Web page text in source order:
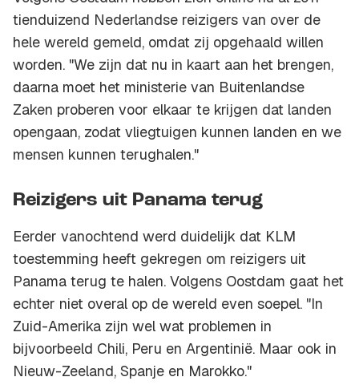
tienduizend Nederlandse reizigers van over de
hele wereld gemeld, omdat zij opgehaald willen
worden. "We zijn dat nu in kaart aan het brengen,
daarna moet het ministerie van Buitenlandse
Zaken proberen voor elkaar te krijgen dat landen
opengaan, zodat vliegtuigen kunnen landen en we
mensen kunnen terughalen."
Reizigers uit Panama terug
Eerder vanochtend werd duidelijk dat KLM
toestemming heeft gekregen om reizigers uit
Panama terug te halen. Volgens Oostdam gaat het
echter niet overal op de wereld even soepel. "In
Zuid-Amerika zijn wel wat problemen in
bijvoorbeeld Chili, Peru en Argentinië. Maar ook in
Nieuw-Zeeland, Spanje en Marokko."